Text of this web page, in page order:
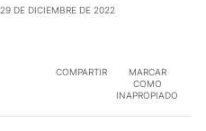
29 DE DICIEMBRE DE 2022
COMPARTIR
MARCAR
COMO
INAPROPIADO